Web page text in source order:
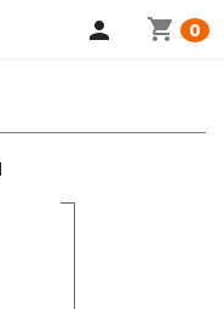
shopping_cart 0
person